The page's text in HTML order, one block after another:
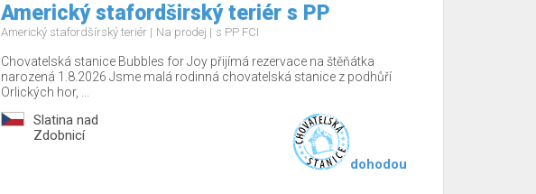
Americký stafordširský teriér s PP
Americký stafordšírský teriér Na prodej s PP FCI
Chovatelská stanice Bubbles for Joy přijímá rezervace na štěňátka
narozená 1.8.2026 Jsme malá rodinná chovatelská stanice z podhůří
Orlických hor, ...
Slatina nad
Zdobnicí
dohodou